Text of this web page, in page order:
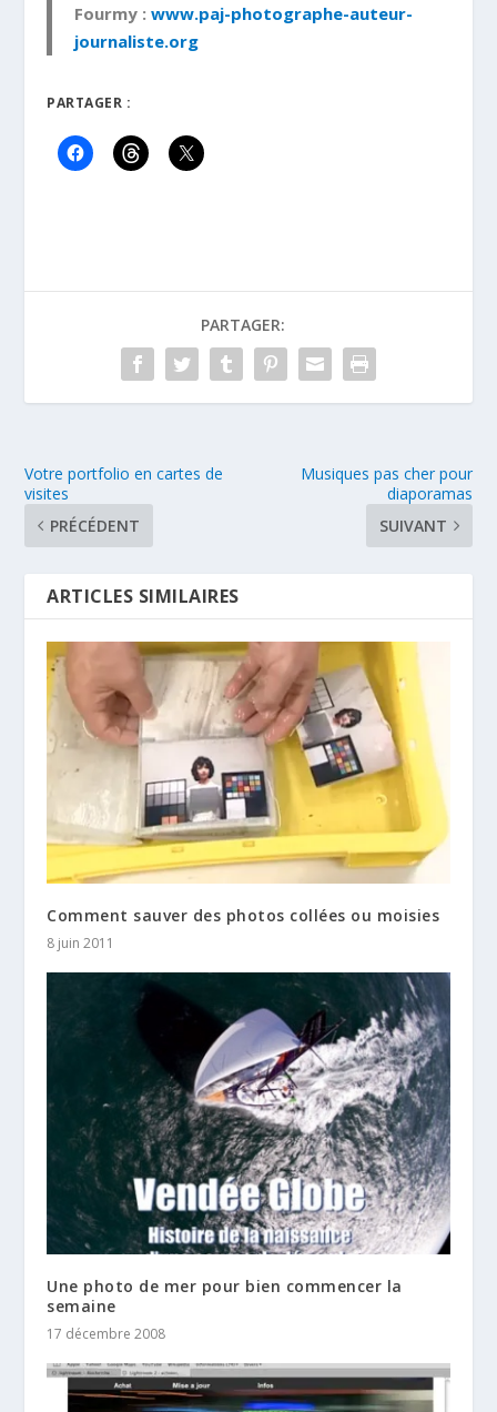
Fourmy :www.paj-photographe-auteur-
journaliste.org
PARTAGER :
PARTAGER:
Votre portfolio en cartes de
visites
PRÉCÉDENT
Musiques pas cher pour
diaporamas
SUIVANT
ARTICLES SIMILAIRES
Comment sauver des photos collées ou moisies
8 juin 2011
Une photo de mer pour bien commencer la
semaine
17 décembre 2008